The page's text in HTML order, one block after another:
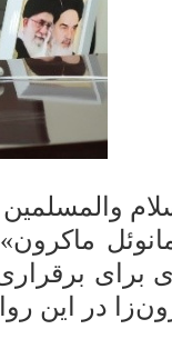
برای
در این